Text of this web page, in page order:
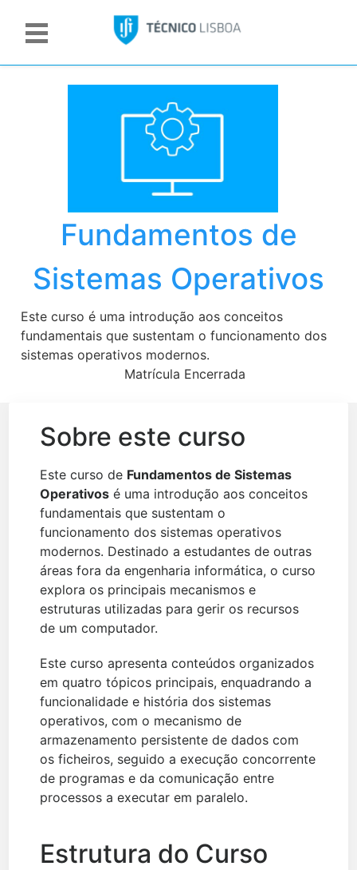
Fundamentos de
Sistemas Operativos
Este curso é uma introdução aos conceitos
fundamentais que sustentam o funcionamento dos
sistemas operativos modernos.
Matrícula Encerrada
Sobre este curso
Este curso de Fundamentos de Sistemas
Operativos é uma introdução aos conceitos
fundamentais que sustentam o
funcionamento dos sistemas operativos
modernos. Destinado a estudantes de outras
áreas fora da engenharia informática, o curso
explora os principais mecanismos e
estruturas utilizadas para gerir os recursos
de um computador.
Este curso apresenta conteúdos organizados
em quatro tópicos principais, enquadrando a
funcionalidade e história dos sistemas
operativos, com o mecanismo de
armazenamento persistente de dados com
os ficheiros, seguido a execução concorrente
de programas e da comunicação entre
processos a executar em paralelo.
Estrutura do Curso